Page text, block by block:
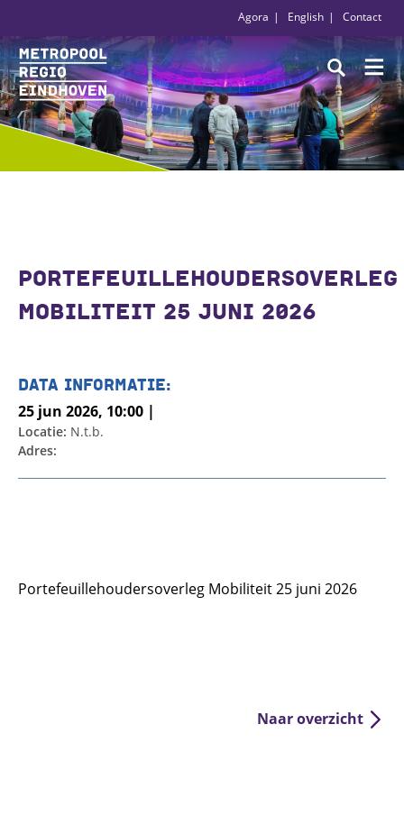
Agora English Contact
PORTEFEUILLEHOUDERSOVERLEG
MOBILITEIT 25 JUNI 2026
DATA INFORMATIE:
25 jun 2026, 10:00 |
Locatie: N.t.b.
Adres:
Portefeuillehoudersoverleg Mobiliteit 25 juni 2026
Naar overzicht